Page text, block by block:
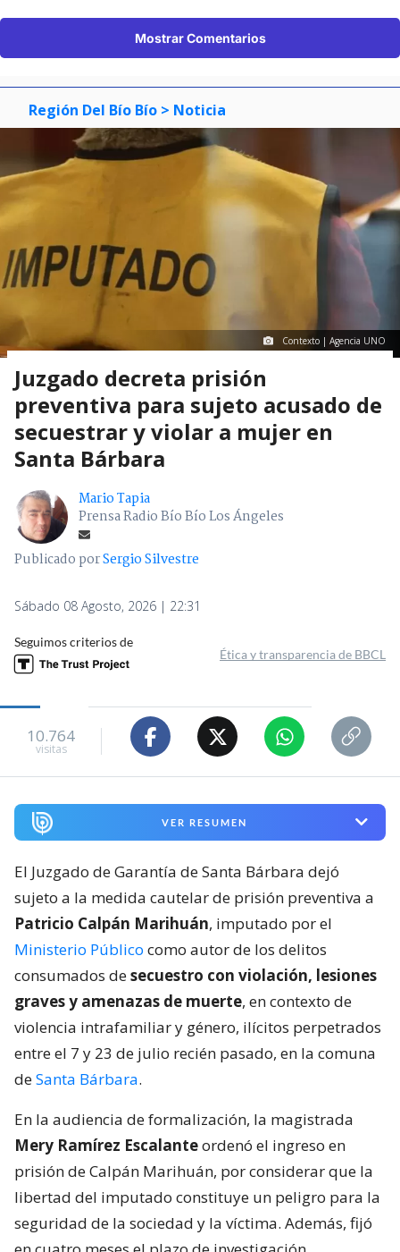
Mostrar Comentarios
Región Del Bío Bío > Noticia
Contexto | Agencia UNO
Juzgado decreta prisión
preventiva para sujeto acusado de
secuestrar y violar a mujer en
Santa Bárbara
Mario Tapia
Prensa Radio Bío Bío Los Ángeles
Publicado porSergio Silvestre
Sábado 08 Agosto, 2026 | 22:31
Seguimos criterios de
Ética y transparencia de BBCL
10.764
visitas
VER RESUMEN
El Juzgado de Garantía de Santa Bárbara dejó
sujeto a la medida cautelar de prisión preventiva a
Patricio Calpán Marihuán, imputado por el
Ministerio Público como autor de los delitos
consumados desecuestro con violación, lesiones
graves y amenazas de muerte, en contexto de
violencia intrafamiliar y género, ilícitos perpetrados
entre el 7 y 23 de julio recién pasado, en la comuna
deSanta Bárbara.
En la audiencia de formalización, la magistrada
Mery Ramírez Escalanteordenó el ingreso en
prisión de Calpán Marihuán, por considerar que la
libertad del imputado constituye un peligro para la
seguridad de la sociedad y la víctima. Además, fijó